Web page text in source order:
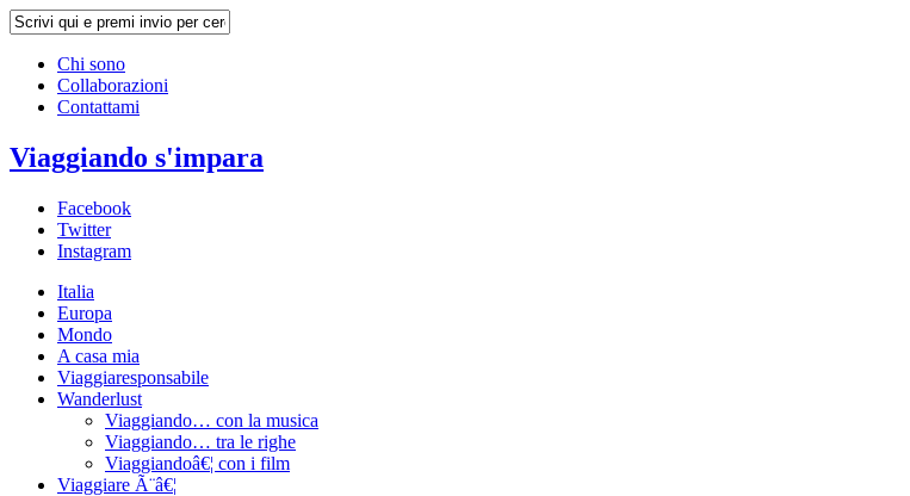
Chi sono
Collaborazioni
Contattami
Viaggiando s'impara
Facebook
Twitter
Instagram
Italia
Europa
Mondo
A casa mia
Viaggiaresponsabile
Wanderlust
Viaggiando… con la musica
Viaggiando… tra le righe
Viaggiandoâ€¦ con i film
Viaggiare Ã¨â€¦